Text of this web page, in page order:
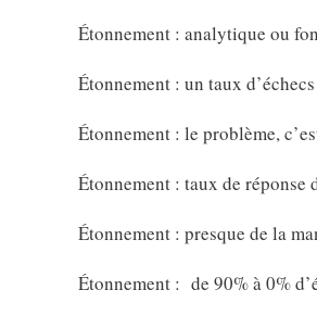
Étonnement : analytique ou
Étonnement : un taux
Étonnement : le problème,
Étonnement : taux de réponse
Étonnement : presque de la
Étonnement : de 90% à 0%